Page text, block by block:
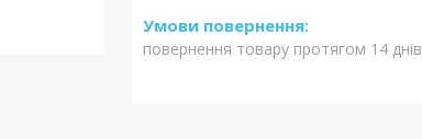
повернення товару протягом 14 днів